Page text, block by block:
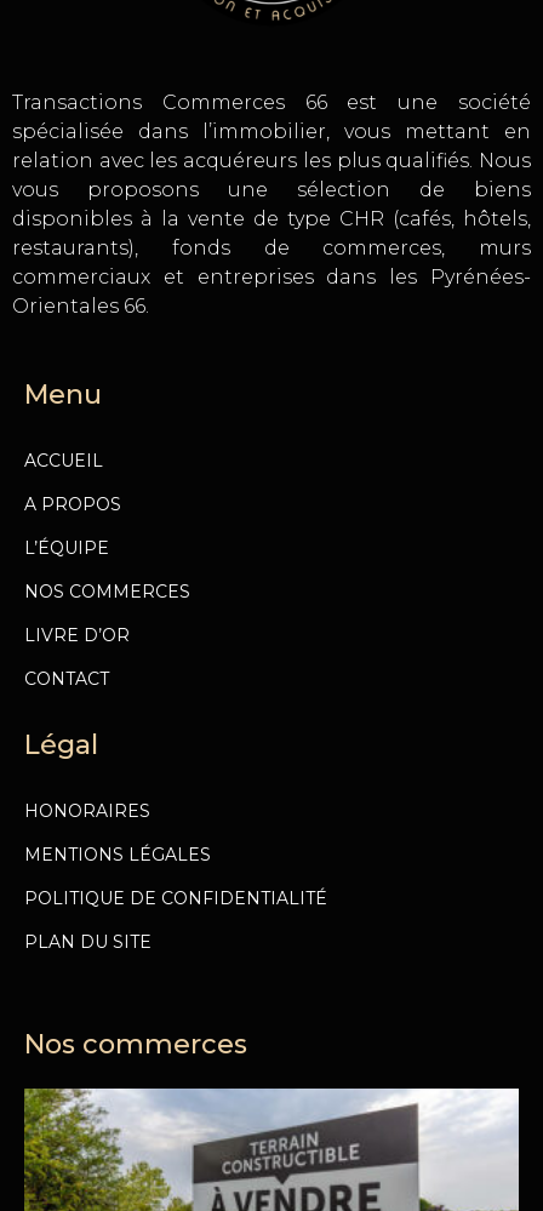
Transactions Commerces 66 est une société
spécialisée dans l’immobilier, vous mettant en
relation avec les acquéreurs les plus qualifiés. Nous
vous proposons une sélection de biens
disponibles à la vente de type CHR (cafés, hôtels,
restaurants), fonds de commerces, murs
commerciaux et entreprises dans les Pyrénées-
Orientales 66.
Menu
ACCUEIL
A PROPOS
L’ÉQUIPE
NOS COMMERCES
LIVRE D’OR
CONTACT
Légal
HONORAIRES
MENTIONS LÉGALES
POLITIQUE DE CONFIDENTIALITÉ
PLAN DU SITE
Nos commerces